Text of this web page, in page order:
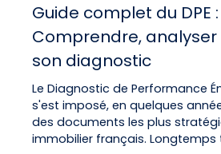
Guide complet du DPE :
Comprendre,
son diagnostic
Le Diagnostic de Performance
s'est imposé, en quelques
des documents les plus
immobilier français.